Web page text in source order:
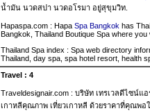
น้ำมัน นวดสปา นวดอโรมา อยู่สุขุมวิท.
Hapaspa.com : Hapa Spa Bangkok has
Bangkok, Thailand Boutique Spa where
Thailand Spa index : Spa web directory
Thailand, day spa, spa hotel resort, health
Travel : 4
Traveldesignair.com : บริษัท เทรเวลดีไซน์แ
เกาหลีคุณภาพ เที่ยวเกาหลี ด้วยราคาที่คุณพอ